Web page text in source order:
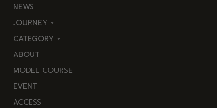
NEWS
JOURNEY
東
伊
豆
西
伊
CATEGORY
海
岬
温
泉
ABOUT
MODEL COURSE
EVENT
ACCESS